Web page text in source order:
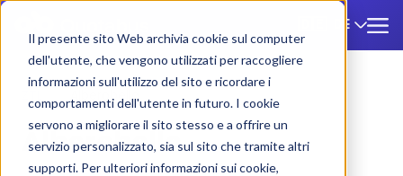
Il presente sito Web archivia cookie sul computer
dell'utente, che vengono utilizzati per raccogliere
informazioni sull'utilizzo del sito e ricordare i
comportamenti dell'utente in futuro. I cookie
servono a migliorare il sito stesso e a offrire un
servizio personalizzato, sia sul sito che tramite altri
supporti. Per ulteriori informazioni sui cookie,
DE
Alberobello
Alberobello